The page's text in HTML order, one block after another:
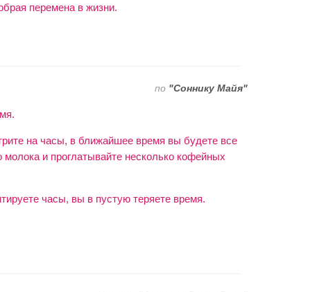
перемена в жизни.
по "Соннику Майя"
на часы, в ближайшее время вы будете все
и проглатывайте несколько кофейных
часы, вы в пустую теряете время.